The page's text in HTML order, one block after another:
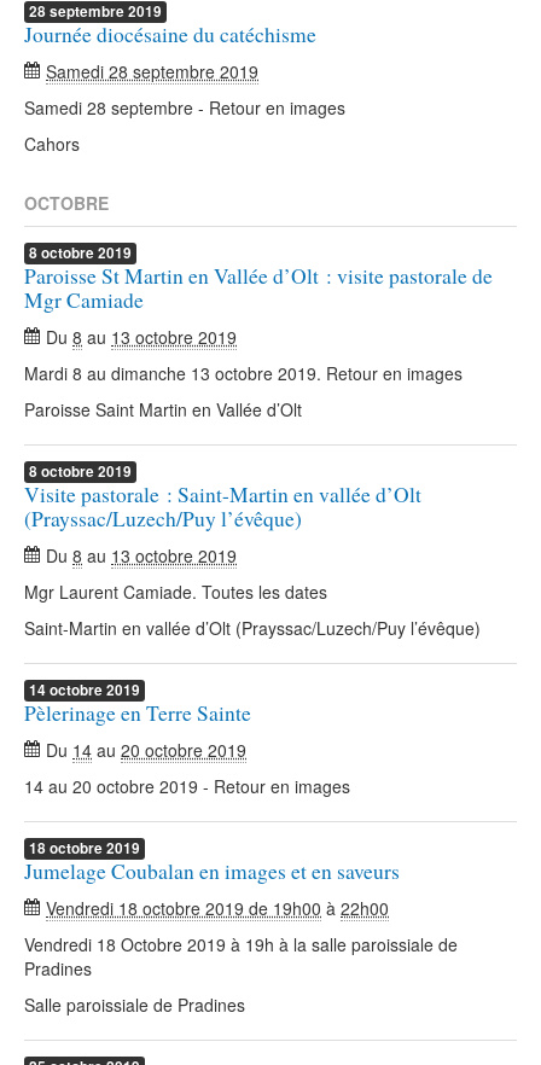
28septembre2019
Journée diocésaine du catéchisme
Samedi 28 septembre 2019
Samedi 28 septembre - Retour en images
Cahors
OCTOBRE
8octobre2019
Paroisse St Martin en Vallée d’Olt : visite pastorale de
Mgr Camiade
Du 8 au 13 octobre 2019
Mardi 8 au dimanche 13 octobre 2019. Retour en images
Paroisse Saint Martin en Vallée d’Olt
8octobre2019
Visite pastorale : Saint-Martin en vallée d’Olt
(Prayssac/Luzech/Puy l’évêque)
Du 8 au 13 octobre 2019
Mgr Laurent Camiade. Toutes les dates
Saint-Martin en vallée d’Olt (Prayssac/Luzech/Puy l’évêque)
14octobre2019
Pèlerinage en Terre Sainte
Du 14 au 20 octobre 2019
14 au 20 octobre 2019 - Retour en images
18octobre2019
Jumelage Coubalan en images et en saveurs
Vendredi 18 octobre 2019 de 19h00 à 22h00
Vendredi 18 Octobre 2019 à 19h à la salle paroissiale de
Pradines
Salle paroissiale de Pradines